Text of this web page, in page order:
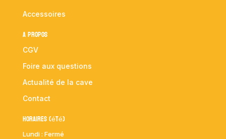
Accessoires
A propos
CGV
Foire aux questions
Actualité de la cave
Contact
Horaires (été)
Lundi : Fermé